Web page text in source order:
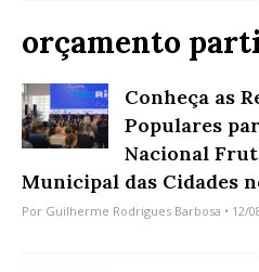
orçamento
Conheça as
Populares
Nacional
Municipal das Cidades
Por Guilherme Rodrigues Barbosa • 12/